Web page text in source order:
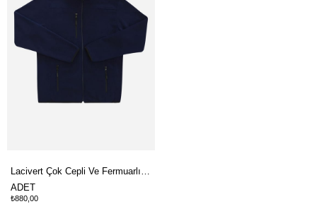
ADET
₺880,00